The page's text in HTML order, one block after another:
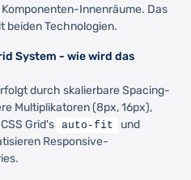
Innenräume. Das
beiden Technologien.
System - wie wird das
durch skalierbare Spacing-
Multiplikatoren (8px, 16px),
Grid's auto-fit und
Responsive-